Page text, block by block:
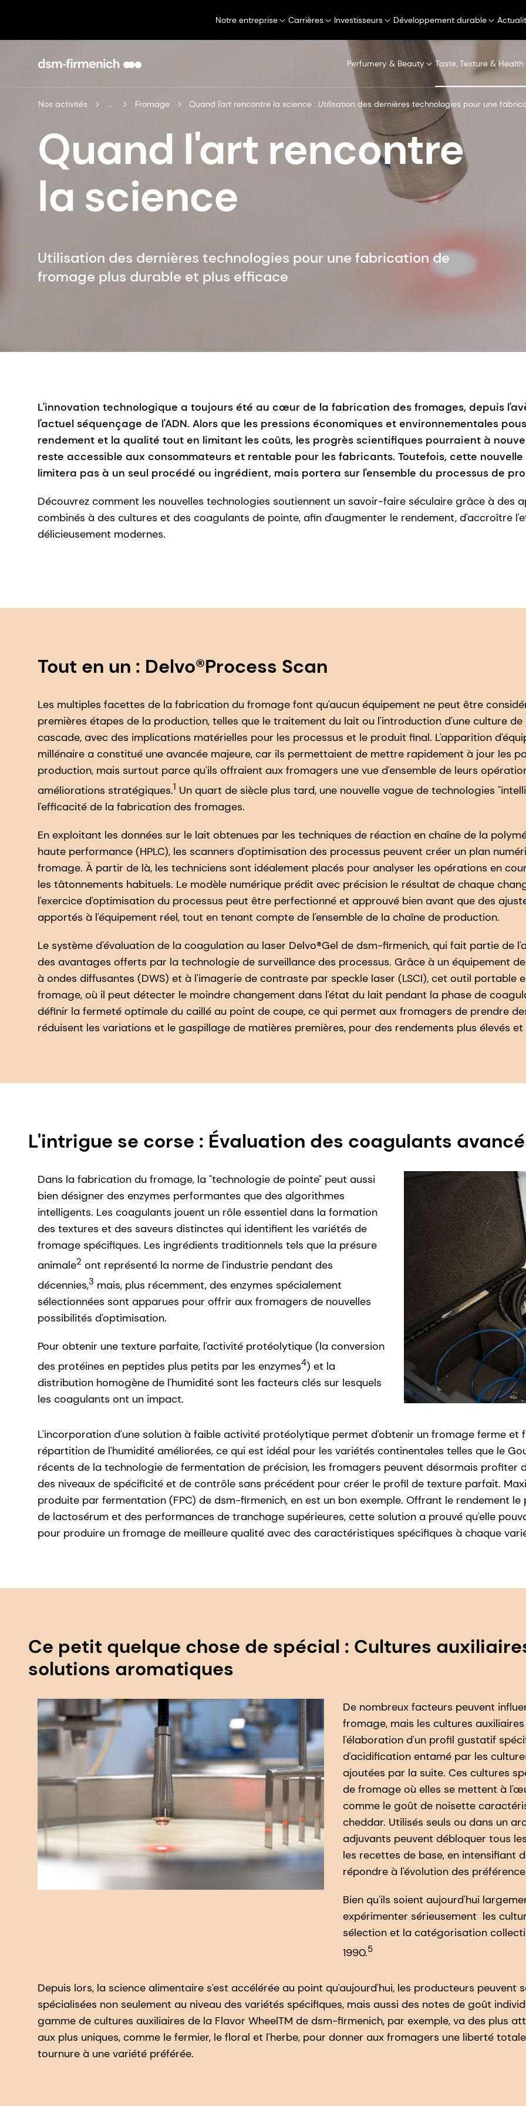
Notre entreprise Carrières Investisseurs Développement durable
Perfumery & Beauty Taste, Texture & Health
Nos activités ... Fromage Quand l'art rencontre la science : Utilisation des dernières technologies pour une
Quand l'art rencontre
la science
Utilisation des dernières technologies pour une fabrication de
fromage plus durable et plus efficace
L'innovation technologique a toujours été au cœur de la fabrication des fromages, depuis
l'actuel séquençage de l'ADN. Alors que les pressions économiques et environnementales
rendement et la qualité tout en limitant les coûts, les progrès scientifiques pourraient à
reste accessible aux consommateurs et rentable pour les fabricants. Toutefois, cette
limitera pas à un seul procédé ou ingrédient, mais portera sur l'ensemble du processus de
Découvrez comment les nouvelles technologies soutiennent un savoir-faire séculaire grâce à des
combinés à des cultures et des coagulants de pointe, afin d'augmenter le rendement, d'accroître
délicieusement modernes.
Tout en un : Delvo®Process Scan
Les multiples facettes de la fabrication du fromage font qu'aucun équipement ne peut être
premières étapes de la production, telles que le traitement du lait ou l'introduction d'une culture
cascade, avec des implications matérielles pour les processus et le produit final. L'apparition
millénaire a constitué une avancée majeure, car ils permettaient de mettre rapidement à jour les
production, mais surtout parce qu'ils offraient aux fromagers une vue d'ensemble de leurs
améliorations stratégiques.1 Un quart de siècle plus tard, une nouvelle vague de technologies
l'efficacité de la fabrication des fromages.
En exploitant les données sur le lait obtenues par les techniques de réaction en chaîne de la
haute performance (HPLC), les scanners d'optimisation des processus peuvent créer un plan
fromage. À partir de là, les techniciens sont idéalement placés pour analyser les opérations en
les tâtonnements habituels. Le modèle numérique prédit avec précision le résultat de chaque
l'exercice d'optimisation du processus peut être perfectionné et approuvé bien avant que des
apportés à l'équipement réel, tout en tenant compte de l'ensemble de la chaîne de production.
Le système d'évaluation de la coagulation au laser Delvo®Gel de dsm-firmenich, qui fait partie de
des avantages offerts par la technologie de surveillance des processus. Grâce à un équipement
à ondes diffusantes (DWS) et à l'imagerie de contraste par speckle laser (LSCI), cet outil portable
fromage, où il peut détecter le moindre changement dans l'état du lait pendant la phase de
définir la fermeté optimale du caillé au point de coupe, ce qui permet aux fromagers de prendre
réduisent les variations et le gaspillage de matières premières, pour des rendements plus élevés
L'intrigue se corse : Évaluation des coagulants
Dans la fabrication du fromage, la "technologie de pointe" peut aussi
bien désigner des enzymes performantes que des algorithmes
intelligents. Les coagulants jouent un rôle essentiel dans la formation
des textures et des saveurs distinctes qui identifient les variétés de
fromage spécifiques. Les ingrédients traditionnels tels que la présure
animale2 ont représenté la norme de l'industrie pendant des
décennies,3 mais, plus récemment, des enzymes spécialement
sélectionnées sont apparues pour offrir aux fromagers de nouvelles
possibilités d'optimisation.
Pour obtenir une texture parfaite, l'activité protéolytique (la conversion
des protéines en peptides plus petits par les enzymes4) et la
distribution homogène de l'humidité sont les facteurs clés sur lesquels
les coagulants ont un impact.
L'incorporation d'une solution à faible activité protéolytique permet d'obtenir un fromage ferme et
répartition de l'humidité améliorées, ce qui est idéal pour les variétés continentales telles que le
récents de la technologie de fermentation de précision, les fromagers peuvent désormais profiter
des niveaux de spécificité et de contrôle sans précédent pour créer le profil de texture parfait.
produite par fermentation (FPC) de dsm-firmenich, en est un bon exemple. Offrant le rendement
de lactosérum et des performances de tranchage supérieures, cette solution a prouvé qu'elle
pour produire un fromage de meilleure qualité avec des caractéristiques spécifiques à chaque
Ce petit quelque chose de spécial : Cultures
solutions aromatiques
De nombreux facteurs peuvent
fromage, mais les cultures
l'élaboration d'un profil gustatif
d'acidification entamé par les
ajoutées par la suite. Ces cultures
de fromage où elles se mettent à
comme le goût de noisette
cheddar. Utilisés seuls ou dans un
adjuvants peuvent débloquer tous
les recettes de base, en
répondre à l'évolution des
Bien qu'ils soient aujourd'hui
expérimenter sérieusement les
sélection et la catégorisation
1990.5
Depuis lors, la science alimentaire s'est accélérée au point qu'aujourd'hui, les producteurs peuvent
spécialisées non seulement au niveau des variétés spécifiques, mais aussi des notes de goût
gamme de cultures auxiliaires de la Flavor WheelTM de dsm-firmenich, par exemple, va des plus
aux plus uniques, comme le fermier, le floral et l'herbe, pour donner aux fromagers une liberté
tournure à une variété préférée.